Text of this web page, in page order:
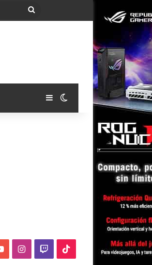
Buscar
Barra lateral
Switch skin
YouTubeInstagram
TwitchTikTok